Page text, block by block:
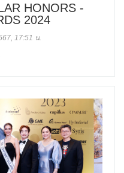
HONORS -
2024
17:51 น.